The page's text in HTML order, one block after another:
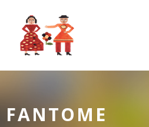
FANTOME